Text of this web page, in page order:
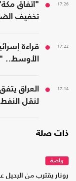
17:26
"اتفاق
تخفيف
17:22
قراءة
الأوسط..
17:14
العراق
لنقل
ذات صلة
رياضة
رونار يقترب من